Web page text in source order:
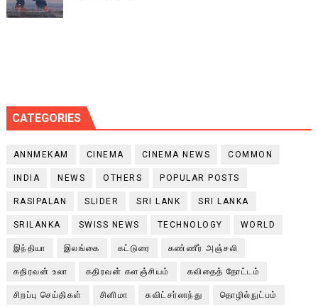
CATEGORIES
ANNMEKAM CINEMA CINEMA NEWS COMMON
INDIA NEWS OTHERS POPULAR POSTS
RASIPALAN SLIDER SRI LANK SRI LANKA
SRILANKA SWISS NEWS TECHNOLOGY WORLD
இந்தியா இலங்கை கட்டுரை கண்ணீர் அஞ்சலி
கதிரவன் உலா கதிரவன் களஞ்சியம் கவிதைத் தோட்டம்
சிறப்பு செய்திகள் சினிமா சுவிட்சர்லாந்து தொழில்நுட்பம்